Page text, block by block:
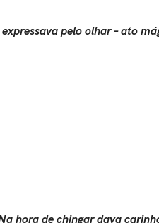
pelo olhar – ato
hora de chingar dava